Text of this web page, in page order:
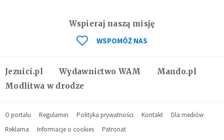
Jezuici.pl Wydawnictwo WAM
Mando.pl
Modlitwa w drodze
Wspieraj naszą misję
WSPOMÓŻ NAS
O portalu Regulamin Polityka prywatności Kontakt
Dla mediów
Reklama
Informacje o cookies Patronat